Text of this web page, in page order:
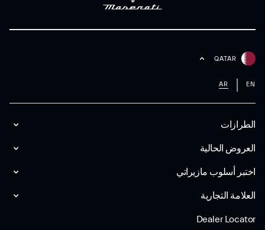
الطرازات
العروض الحالية
اختبر أسلوب مازیراتي
العلامة التجارية
Dealer Locator
QATAR
EN
AR